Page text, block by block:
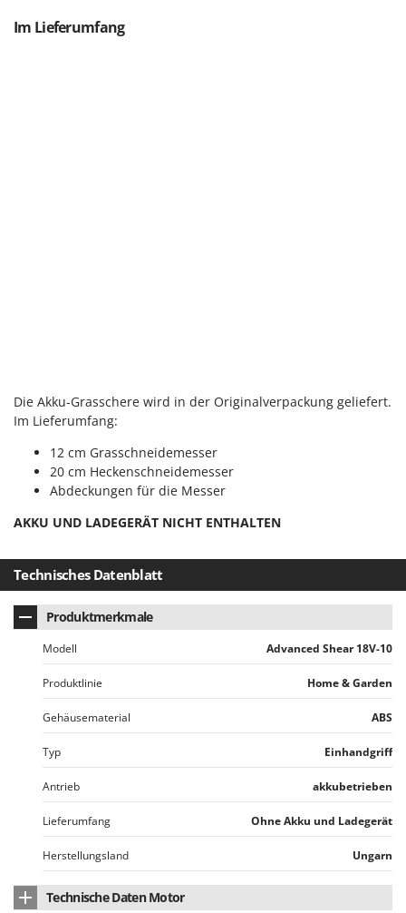
Zinkeneggen
M
M.A.I.BO.
Mockmill
MOSA
MOVA
Mowox
N
Nilfisk
Ninja
Novatec
NuAir
NuovaFac
Officine Savioli
Oliviero
Olix
OMA
Im Lieferumfang
Die Akku-Grasschere wird in der Originalverpackung geliefert.
Im Lieferumfang:
12 cm Grasschneidemesser
20 cm Heckenschneidemesser
Abdeckungen für die Messer
AKKU UND LADEGERÄT NICHT ENTHALTEN
Technisches Datenblatt
Produktmerkmale
Modell Advanced Shear 18V-10
Produktlinie Home & Garden
Gehäusematerial ABS
Typ Einhandgriff
Antrieb akkubetrieben
Lieferumfang Ohne Akku und Ladegerät
Herstellungsland Ungarn
Technische Daten Motor